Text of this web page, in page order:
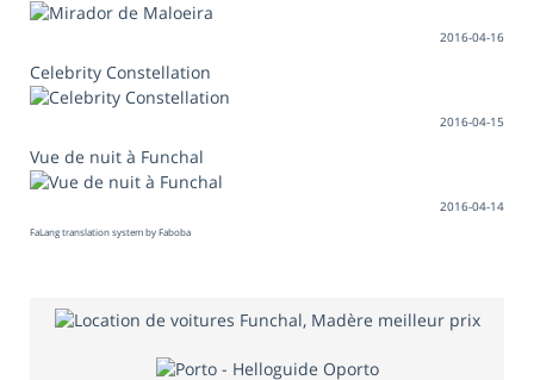
2016-04-16
Celebrity Constellation
2016-04-15
Vue de nuit à Funchal
2016-04-14
FaLang translation system by Faboba